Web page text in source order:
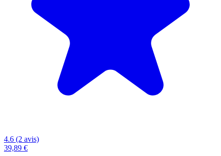
4.6 (2 avis)
39,89 €